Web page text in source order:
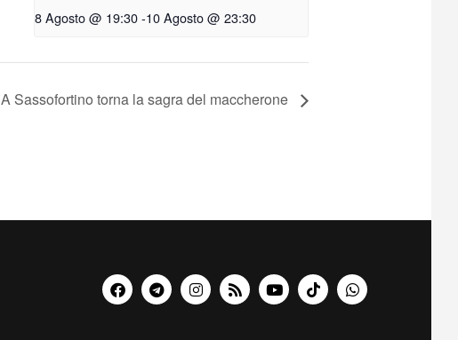
8 Agosto @ 19:30-10 Agosto @ 23:30
A Sassofortino torna la sagra del maccherone